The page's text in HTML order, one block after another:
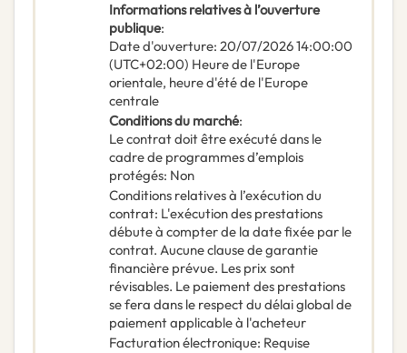
Informations relatives à l’ouverture
publique:
Date d'ouverture: 20/07/202614:00:00
(UTC+02:00) Heure de l'Europe
orientale, heure d'été de l'Europe
centrale
Conditions du marché:
Le contrat doit être exécuté dans le
cadre de programmes d’emplois
protégés: Non
Conditions relatives à l’exécution du
contrat: L'exécution des prestations
débute à compter de la date fixée par le
contrat. Aucune clause de garantie
financière prévue. Les prix sont
révisables. Le paiement des prestations
se fera dans le respect du délai global de
paiement applicable à l'acheteur
Facturation électronique: Requise